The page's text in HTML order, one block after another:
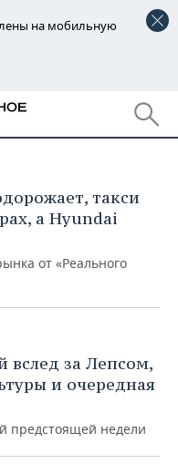
на мобильную
такси
а Hyundai
от «Реального
вслед за Лепсом,
и очередная
предстоящей недели